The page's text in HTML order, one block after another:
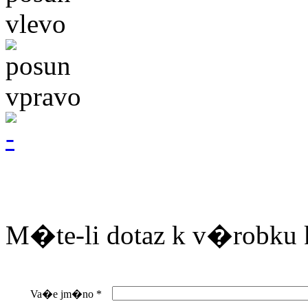
M�te-li dotaz k v�robku
Va�e jm�no *